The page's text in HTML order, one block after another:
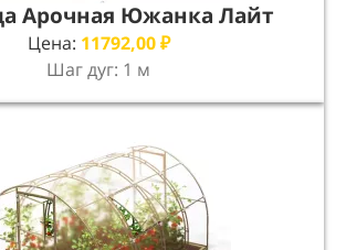
Арочная Южанка Лайт
Цена: 11792,00 ₽
Шаг дуг: 1 м